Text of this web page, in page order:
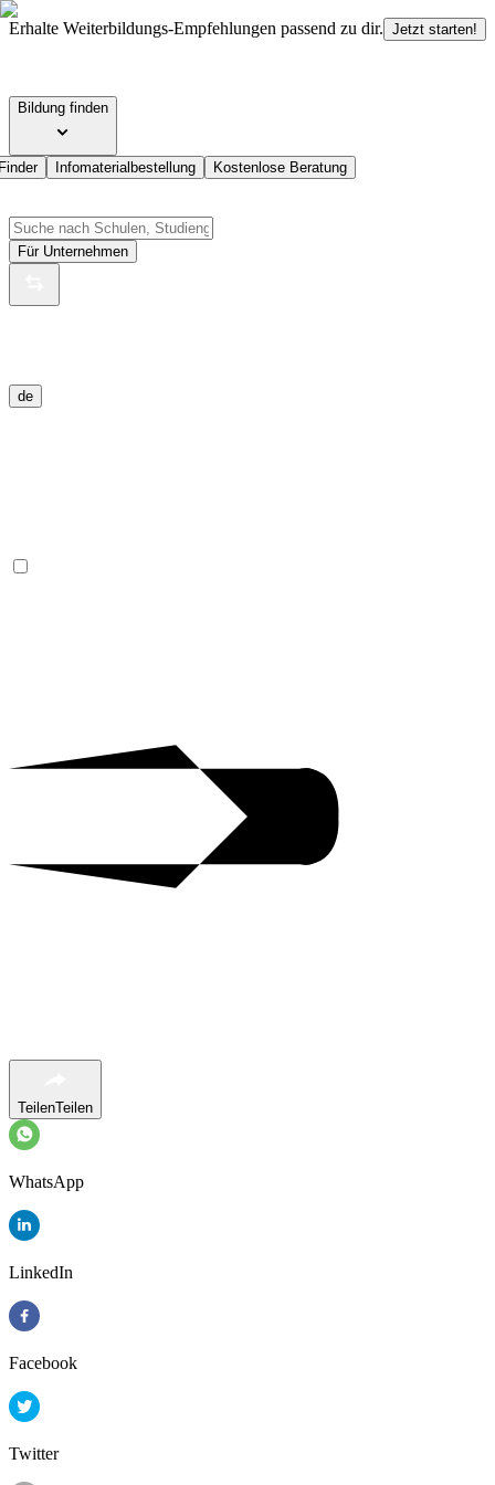
Erhalte Weiterbildungs-Empfehlungen passend zu dir. Jetzt starten!
Bildung finden
Infomaterialbestellung Kostenlose Beratung
Für Unternehmen
de
TeilenTeilen
WhatsApp
LinkedIn
Facebook
Twitter